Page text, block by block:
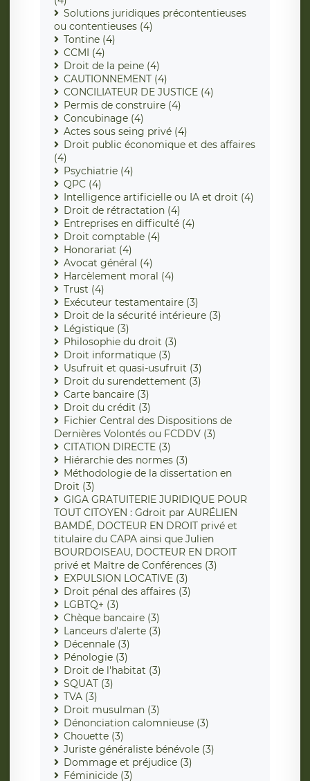
Solutions juridiques précontentieuses
ou contentieuses (4)
Tontine (4)
CCMI (4)
Droit de la peine (4)
CAUTIONNEMENT (4)
CONCILIATEUR DE JUSTICE (4)
Permis de construire (4)
Concubinage (4)
Actes sous seing privé (4)
Droit public économique et des affaires
(4)
Psychiatrie (4)
QPC (4)
Intelligence artificielle ou IA et droit (4)
Droit de rétractation (4)
Entreprises en difficulté (4)
Droit comptable (4)
Honorariat (4)
Avocat général (4)
Harcèlement moral (4)
Trust (4)
Exécuteur testamentaire (3)
Droit de la sécurité intérieure (3)
Légistique (3)
Philosophie du droit (3)
Droit informatique (3)
Usufruit et quasi-usufruit (3)
Droit du surendettement (3)
Carte bancaire (3)
Droit du crédit (3)
Fichier Central des Dispositions de
Dernières Volontés ou FCDDV (3)
CITATION DIRECTE (3)
Hiérarchie des normes (3)
Méthodologie de la dissertation en
Droit (3)
GIGA GRATUITERIE JURIDIQUE POUR
TOUT CITOYEN : Gdroit par AURÉLIEN
BAMDÉ, DOCTEUR EN DROIT privé et
titulaire du CAPA ainsi que Julien
BOURDOISEAU, DOCTEUR EN DROIT
privé et Maître de Conférences (3)
EXPULSION LOCATIVE (3)
Droit pénal des affaires (3)
LGBTQ+ (3)
Chèque bancaire (3)
Lanceurs d'alerte (3)
Décennale (3)
Pénologie (3)
Droit de l'habitat (3)
SQUAT (3)
TVA (3)
Droit musulman (3)
Dénonciation calomnieuse (3)
Chouette (3)
Juriste généraliste bénévole (3)
Dommage et préjudice (3)
Féminicide (3)